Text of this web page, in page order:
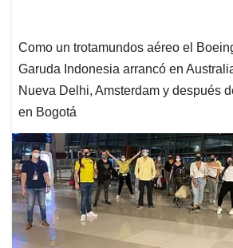
Como un trotamundos aéreo el
Garuda Indonesia arrancó en
Nueva Delhi, Amsterdam y después
en Bogotá